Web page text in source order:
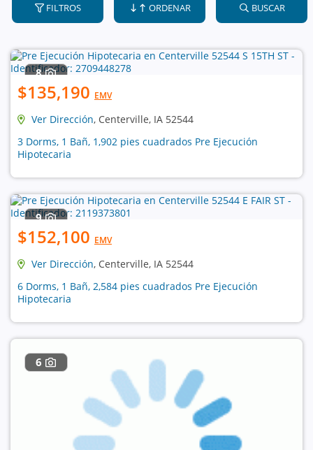
FILTROS ORDENAR BUSCAR
8
$135,190 EMV
Ver Dirección, Centerville, IA 52544
3 Dorms, 1 Bañ, 1,902 pies cuadrados Pre Ejecución
Hipotecaria
9
$152,100 EMV
Ver Dirección, Centerville, IA 52544
6 Dorms, 1 Bañ, 2,584 pies cuadrados Pre Ejecución
Hipotecaria
6